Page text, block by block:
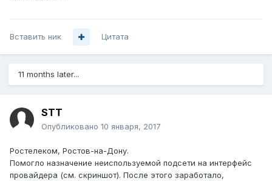
Вставить ник Цитата
11 months later...
STT
Опубликовано 10 января, 2017
Ростелеком, Ростов-на-Дону.
Помогло назначение неиспользуемой подсети на интерфейс
провайдера (см. скриншот). После этого заработало,